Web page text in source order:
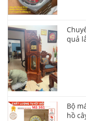
quả
Bộ
hồ